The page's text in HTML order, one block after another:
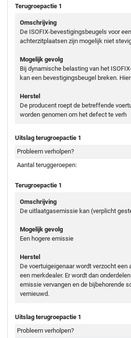
Terugroepactie 1
Omschrijving
De ISOFIX-bevestigingsbeugels voor
achterzitplaatsen zijn mogelijk niet
Mogelijk gevolg
Bij dynamische belasting van het
kan een bevestigingsbeugel breken.
Herstel
De producent roept de betreffende
worden genomen om het defect te verh
Uitslag terugroepactie 1
Probleem verholpen?
Aantal teruggeroepen:
Terugroepactie 1
Omschrijving
De uitlaatgasemissie kan (verplicht
Mogelijk gevolg
Een hogere emissie
Herstel
De voertuigeigenaar wordt verzocht
een merkdealer. Er wordt dan
emissie vervangen en de bijbehorende
vernieuwd.
Uitslag terugroepactie 1
Probleem verholpen?